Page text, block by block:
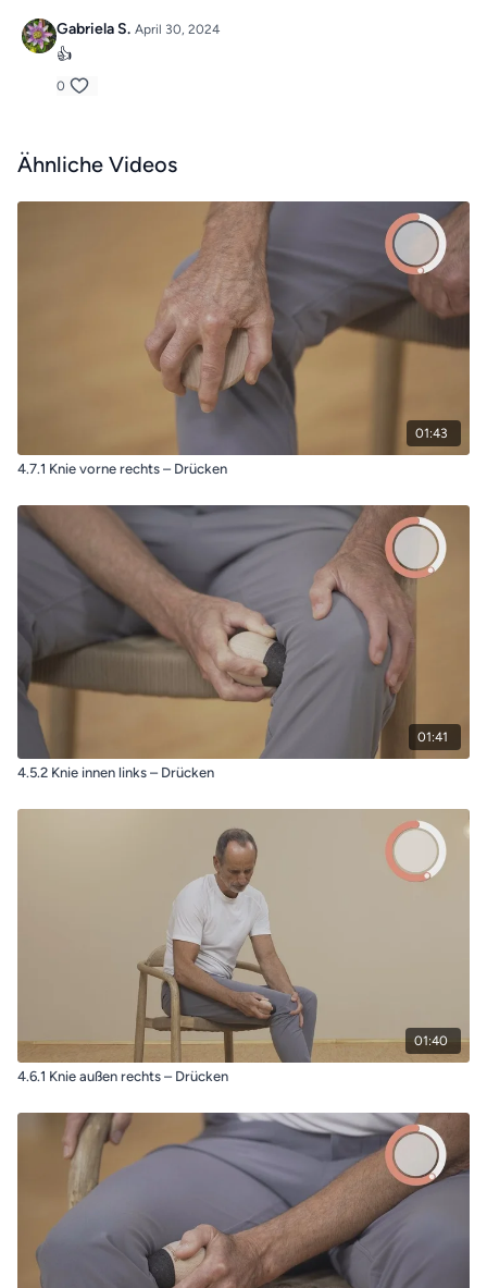
Gabriela S. April 30, 2024
👍
0
Ähnliche Videos
01:43
4.7.1 Knie vorne rechts – Drücken
01:41
4.5.2 Knie innen links – Drücken
01:40
4.6.1 Knie außen rechts – Drücken